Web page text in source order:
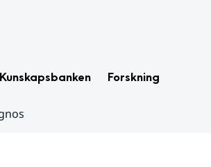
Kunskapsbanken Forskning